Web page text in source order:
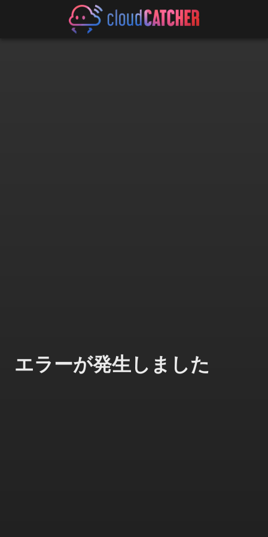
エラーが発生しました